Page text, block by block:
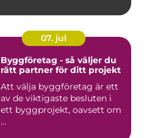
07. jul
Byggföretag - så väljer du
rätt partner för ditt projekt
Att välja byggföretag är ett
av de viktigaste besluten i
ett byggprojekt, oavsett om
...